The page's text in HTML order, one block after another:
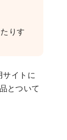
りす
サイトに
とついて